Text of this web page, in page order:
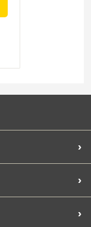
›
›
›